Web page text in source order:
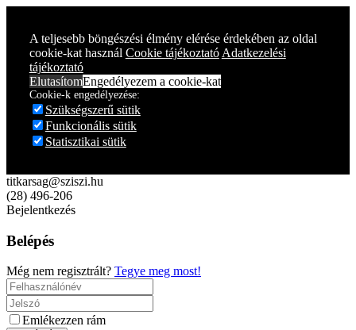
A teljesebb böngészési élmény elérése érdekében az oldal
cookie-kat használ Cookie tájékoztató Adatkezelési
tájékoztató
ElutasítomEngedélyezem a cookie-kat
Cookie-k engedélyezése:
Szükségszerű sütik
Funkcionális sütik
Statisztikai sütik
titkarsag@sziszi.hu
(28) 496-206
Bejelentkezés
Belépés
Még nem regisztrált? Tegye meg most!
Emlékezzen rám